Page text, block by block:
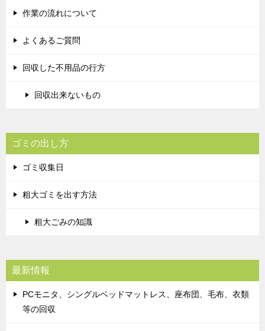
作業の流れについて
よくあるご質問
回収した不用品の行方
回収出来ないもの
ゴミの出し方
ゴミ収集日
粗大ゴミを出す方法
粗大ごみの知識
最新情報
PCモニタ、シングルベッドマットレス、座布団、毛布、衣類
等の回収